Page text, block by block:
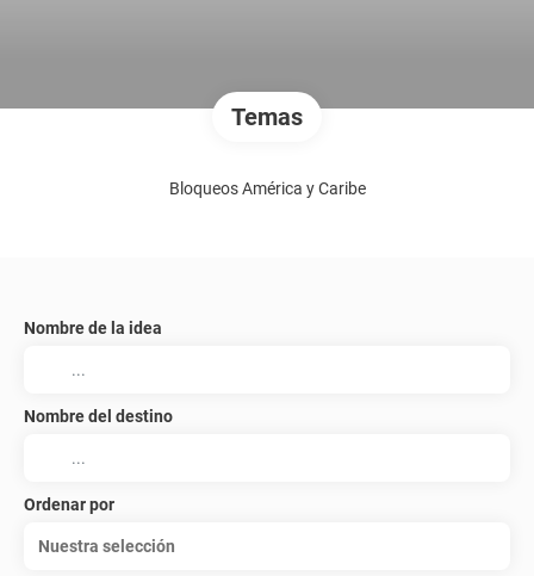
Temas
Bloqueos América y Caribe
Nombre de la idea
Nombre del destino
Ordenar por
Nuestra selección